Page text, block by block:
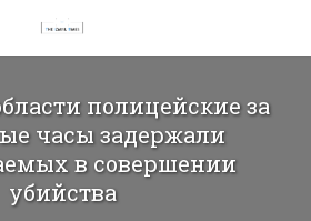
полицейские за
часы задержали
в совершении
убийства